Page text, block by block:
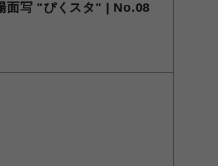
面写 "ぴくスタ" | No.08